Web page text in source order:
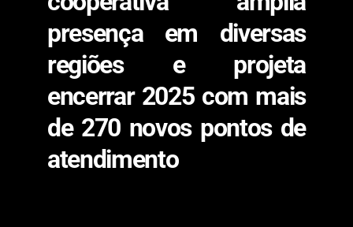
presença em diversas
regiões e projeta
encerrar 2025 com mais
de 270 novos pontos de
atendimento